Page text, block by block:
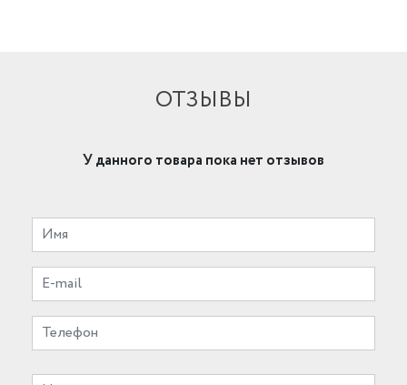
ОТЗЫВЫ
У данного товара пока нет отзывов